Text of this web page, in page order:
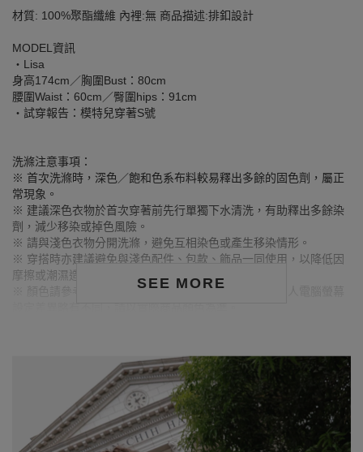
SEE MORE
材質: 100%聚酯纖維 內裡:無 商品描述:排釦設計
MODEL資訊
‧Lisa
身高174cm／胸圍Bust：80cm
腰圍Waist：60cm／臀圍hips：91cm
‧試穿報告：模特兒穿著S號
洗滌注意事項：
※ 首次洗滌時，深色／飽和色系布料較易釋出多餘的固色劑，屬正
常現象。
※ 建議深色衣物於首次穿著前先行單獨下水清洗，有助釋出多餘染
劑，減少移染或掉色風險。
※ 請與淺色衣物分開洗滌，避免互相染色或產生移染情形。
※ 穿搭時亦建議避免與淺色配件、包款、飾品一同使用，以降低因
摩擦或潮濕造成染色的可能性。
※ 顏色請參考單品圖片較為接近，但因圖檔顏色會因個人電腦螢幕